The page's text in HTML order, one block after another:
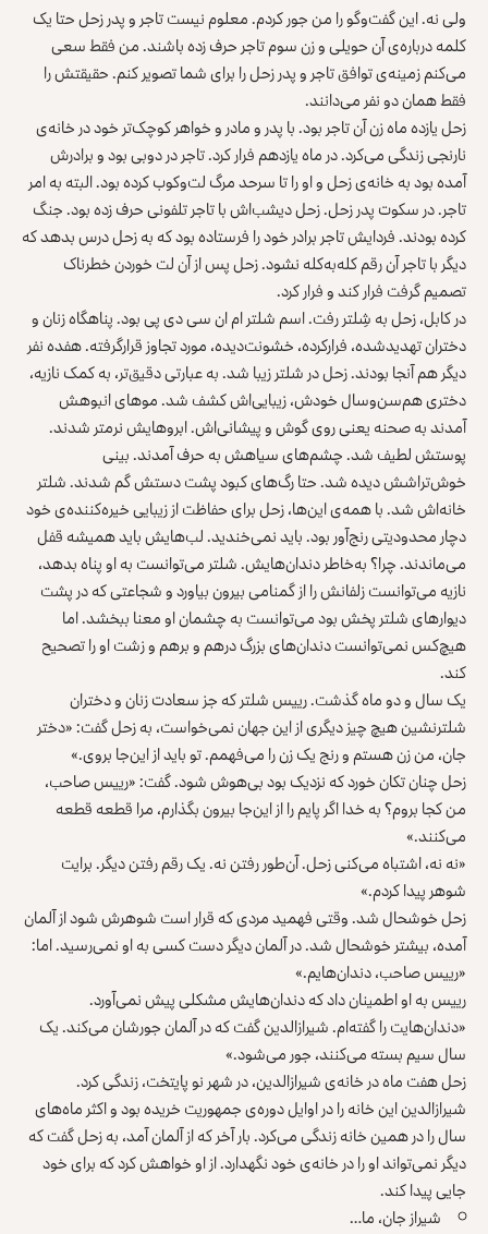
ولی نه. این گفت‌وگو را من جور کردم. معلوم نیست تاجر و پدر زحل حتا یک
کلمه درباره‌ی آن حویلی و زن سوم تاجر حرف زده باشند. من فقط سعی
می‌کنم زمینه‌ی توافق تاجر و پدر زحل را برای شما تصویر کنم. حقیقتش را
فقط همان دو نفر می‌دانند.
زحل یازده ماه زن آن تاجر بود. با پدر و مادر و خواهر کوچک‌تر خود در خانه‌ی
نارنجی زندگی می‌کرد. در ماه یازدهم فرار کرد. تاجر در دوبی بود و برادرش
آمده بود به خانه‌ی زحل و او را تا سرحد مرگ لت‌وکوب کرده بود. البته به امر
تاجر. در سکوت پدر زحل. زحل دیشب‌اش با تاجر تلفونی حرف زده بود. جنگ
کرده بودند. فردایش تاجر برادر خود را فرستاده بود که به زحل درس بدهد که
دیگر با تاجر آن رقم کله‌به‌کله نشود. زحل پس از آن لت خوردن خطرناک
تصمیم گرفت فرار کند و فرار کرد.
در کابل، زحل به شِلتر رفت. اسم شلتر ام ان سی دی پی بود. پناهگاه زنان و
دختران تهدیدشده، فرارکرده، خشونت‌دیده، مورد تجاوز قرارگرفته. هفده نفر
دیگر هم آنجا بودند. زحل در شلتر زیبا شد. به عبارتی دقیق‌تر، به کمک نازیه،
دختری هم‌سن‌وسال خودش، زیبایی‌اش کشف شد. موهای انبوهش
آمدند به صحنه یعنی روی گوش و پیشانی‌اش. ابروهایش نرم‎تر شدند.
پوستش لطیف شد. چشم‌های سیاهش به حرف آمدند. بینی
خوش‌تراشش دیده شد. حتا رگ‌های کبود پشت دستش گم شدند. شلتر
خانه‌اش شد. با همه‌ی این‌ها، زحل برای حفاظت از زیبایی خیره‌کننده‌ی خود
دچار محدودیتی رنج‌آور بود. باید نمی‌خندید. لب‌هایش باید همیشه قفل
می‌ماندند. چرا؟ به‌خاطر دندان‌هایش. شلتر می‌توانست به او پناه بدهد،
نازیه می‌توانست زلفانش را از گمنامی بیرون بیاورد و شجاعتی که در پشت
دیوارهای شلتر پخش بود می‌توانست به چشمان او معنا ببخشد. اما
هیچ‌کس نمی‌توانست دندان‌های بزرگ درهم و برهم و زشت او را تصحیح
کند.
یک سال و دو ماه گذشت. رییس شلتر که جز سعادت زنان و دختران
شلترنشین هیچ چیز دیگری از این جهان نمی‌خواست، به زحل گفت: «دختر
جان، من زن هستم و رنج یک زن را می‌فهمم. تو باید از این‌جا بروی.»
زحل چنان تکان خورد که نزدیک بود بی‌هوش شود. گفت: «رییس صاحب،
من کجا بروم؟ به خدا اگر پایم را از این‌جا بیرون بگذارم، مرا قطعه قطعه
می‌کنند.»
«نه نه، اشتباه می‌کنی زحل. آن‌طور رفتن نه. یک رقم رفتن دیگر. برایت
شوهر پیدا کردم.»
زحل خوشحال شد. وقتی فهمید مردی که قرار است شوهرش شود از آلمان
آمده، بیشتر خوشحال شد. در آلمان دیگر دست کسی به او نمی‌رسید. اما:
«رییس صاحب، دندان‌هایم.»
رییس به او اطمینان داد که دندان‌هایش مشکلی پیش نمی‌آورد.
«دندان‌هایت را گفته‌ام. شیرازالدین گفت که در آلمان جورشان می‌کند. یک
سال سیم بسته می‌کنند، جور می‌شود.»
زحل هفت ماه در خانه‌ی شیرازالدین، در شهر نو پایتخت، زندگی کرد.
شیرازالدین این خانه را در اوایل دوره‌ی جمهوریت خریده بود و اکثر ماه‌های
سال را در همین خانه زندگی می‌کرد. بار آخر که از آلمان آمد، به زحل گفت که
دیگر نمی‌تواند او را در خانه‌ی خود نگهدارد. از او خواهش کرد که برای خود
جایی پیدا کند.
شیراز جان، ما…